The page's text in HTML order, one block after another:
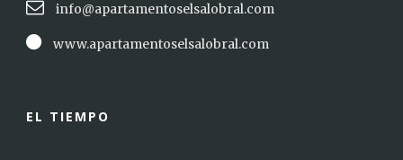
info@apartamentoselsalobral.com
www.apartamentoselsalobral.com
EL TIEMPO